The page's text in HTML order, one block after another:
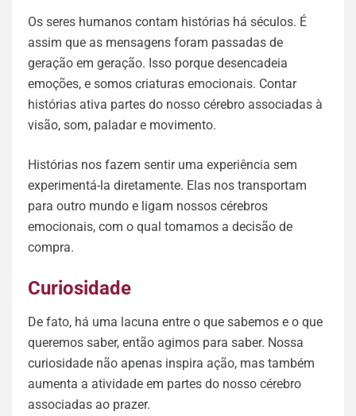
Os seres humanos contam histórias há séculos. É
assim que as mensagens foram passadas de
geração em geração. Isso porque desencadeia
emoções, e somos criaturas emocionais. Contar
histórias ativa partes do nosso cérebro associadas à
visão, som, paladar e movimento.
Histórias nos fazem sentir uma experiência sem
experimentá-la diretamente. Elas nos transportam
para outro mundo e ligam nossos cérebros
emocionais, com o qual tomamos a decisão de
compra.
Curiosidade
De fato, há uma lacuna entre o que sabemos e o que
queremos saber, então agimos para saber. Nossa
curiosidade não apenas inspira ação, mas também
aumenta a atividade em partes do nosso cérebro
associadas ao prazer.